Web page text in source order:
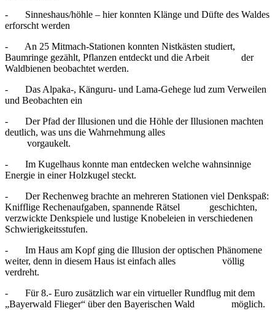
- Sinneshaus/höhle – hier konnten Klänge und Düfte des Waldes
erforscht werden
- An 25 Mitmach-Stationen konnten Nistkästen studiert,
Baumringe gezählt, Pflanzen entdeckt und die Arbeit der
Waldbienen beobachtet werden.
- Das Alpaka-, Känguru- und Lama-Gehege lud zum Verweilen
und Beobachten ein
- Der Pfad der Illusionen und die Höhle der Illusionen machten
deutlich, was uns die Wahrnehmung alles
vorgaukelt.
- Im Kugelhaus konnte man entdecken welche wahnsinnige
Energie in einer Holzkugel steckt.
- Der Rechenweg brachte an mehreren Stationen viel Denkspaß:
Knifflige Rechenaufgaben, spannende Rätsel geschichten,
verzwickte Denkspiele und lustige Knobeleien in verschiedenen
Schwierigkeitsstufen.
- Im Haus am Kopf ging die Illusion der optischen Phänomene
weiter, denn in diesem Haus ist einfach alles völlig
verdreht.
- Für 8.- Euro zusätzlich war ein virtueller Rundflug mit dem
„Bayerwald Flieger“ über den Bayerischen Wald möglich.